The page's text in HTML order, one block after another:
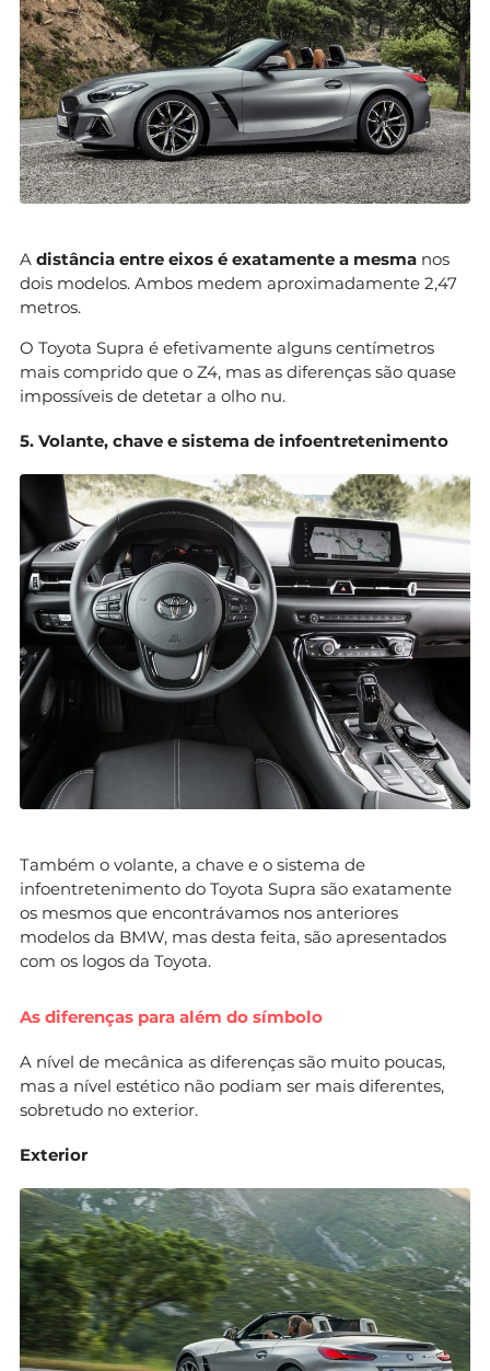
A distância entre eixos é exatamente a mesma nos
dois modelos. Ambos medem aproximadamente 2,47
metros.
O Toyota Supra é efetivamente alguns centímetros
mais comprido que o Z4, mas as diferenças são quase
impossíveis de detetar a olho nu.
5. Volante, chave e sistema de infoentretenimento
Também o volante, a chave e o sistema de
infoentretenimento do Toyota Supra são exatamente
os mesmos que encontrávamos nos anteriores
modelos da BMW, mas desta feita, são apresentados
com os logos da Toyota.
As diferenças para além do símbolo
A nível de mecânica as diferenças são muito poucas,
mas a nível estético não podiam ser mais diferentes,
sobretudo no exterior.
Exterior